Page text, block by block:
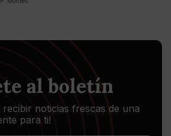
al boletín
recibir noticias frescas de una
para ti!